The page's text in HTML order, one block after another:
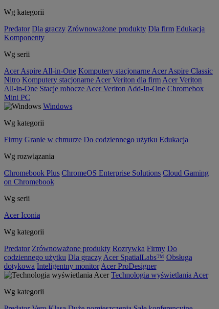
Wg kategorii
Predator Dla graczy Zrównoważone produkty Dla firm Edukacja
Komponenty
Wg serii
Acer Aspire All-in-One Komputery stacjonarne Acer Aspire Classic
Nitro Komputery stacjonarne Acer Veriton dla firm Acer Veriton
All-in-One Stacje robocze Acer Veriton Add-In-One Chromebox
Mini PC
Windows
Wg kategorii
Firmy Granie w chmurze Do codziennego użytku Edukacja
Wg rozwiązania
Chromebook Plus ChromeOS Enterprise Solutions Cloud Gaming
on Chromebook
Wg serii
Acer Iconia
Wg kategorii
Predator Zrównoważone produkty Rozrywka Firmy Do
codziennego użytku Dla graczy Acer SpatialLabs™ Obsługa
dotykowa Inteligentny monitor Acer ProDesigner
Technologia wyświetlania Acer
Wg kategorii